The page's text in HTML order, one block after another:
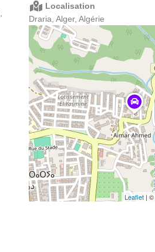
Localisation
Draria, Alger, Algérie
Leaflet| ©